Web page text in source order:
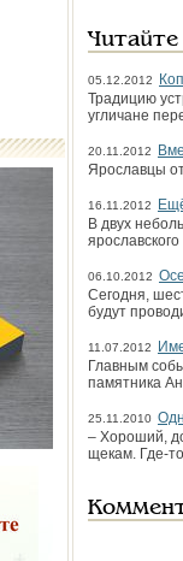
05.12.2012
Традицию
угличане
20.11.2012
Ярославцы
16.11.2012
В двух
06.10.2012
Сегодня,
будут
11.07.2012
Главным
памятника
25.11.2010
– Хороший,
щекам. Где-